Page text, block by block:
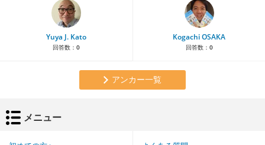
Yuya J. Kato
回答数： 0
Kogachi OSAKA
回答数： 0
アンカー一覧
メニュー